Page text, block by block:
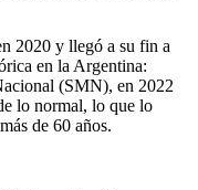
2020 y llegó a su fin a
en la Argentina:
(SMN), en 2022
lo normal, lo que lo
de 60 años.